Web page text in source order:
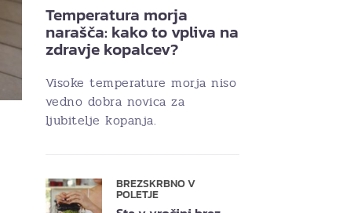
Temperatura morja
narašča: kako to vpliva na
zdravje kopalcev?
Visoke temperature morja niso
vedno dobra novica za
ljubitelje kopanja.
BREZSKRBNO V
POLETJE